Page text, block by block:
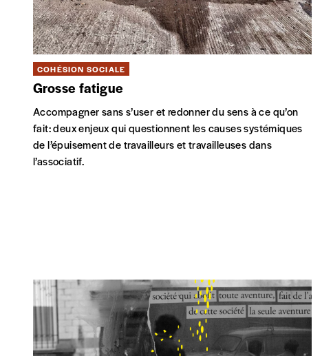
COHÉSION SOCIALE
Grosse fatigue
Accompagner sans s’user et redonner du sens à ce qu’on
fait: deux enjeux qui questionnent les causes systémiques
de l’épuisement de travailleurs et travailleuses dans
l’associatif.